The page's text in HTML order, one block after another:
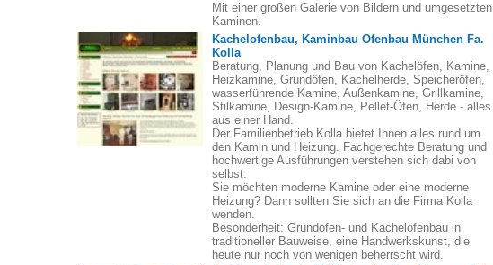
Mit einer großen Galerie von Bildern und umgesetzten
Kaminen.
Kachelofenbau, Kaminbau Ofenbau München Fa.
Kolla
Beratung, Planung und Bau von Kachelöfen, Kamine,
Heizkamine, Grundöfen, Kachelherde, Speicheröfen,
wasserführende Kamine, Außenkamine, Grillkamine,
Stilkamine, Design-Kamine, Pellet-Öfen, Herde - alles
aus einer Hand.
Der Familienbetrieb Kolla bietet Ihnen alles rund um
den Kamin und Heizung. Fachgerechte Beratung und
hochwertige Ausführungen verstehen sich dabi von
selbst.
Sie möchten moderne Kamine oder eine moderne
Heizung? Dann sollten Sie sich an die Firma Kolla
wenden.
Besonderheit: Grundofen- und Kachelofenbau in
traditioneller Bauweise, eine Handwerkskunst, die
heute nur noch von wenigen beherrscht wird.